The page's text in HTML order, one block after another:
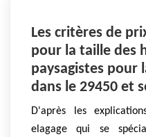
Les critères de
pour la taille des
paysagistes pour
dans le 29450 et
D'après les
elagage qui se